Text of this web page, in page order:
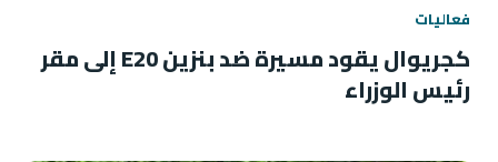
فعاليات
كجريوال يقود مسيرة ضد بنزين E20 إلى مقر
رئيس الوزراء